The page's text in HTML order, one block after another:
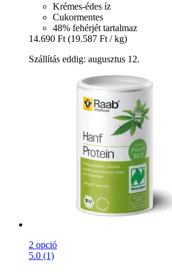
Krémes-édes íz
Cukormentes
48% fehérjét tartalmaz
14.690 Ft (19.587 Ft / kg)
Szállítás eddig: augusztus 12.
2 opció
5.0 (1)